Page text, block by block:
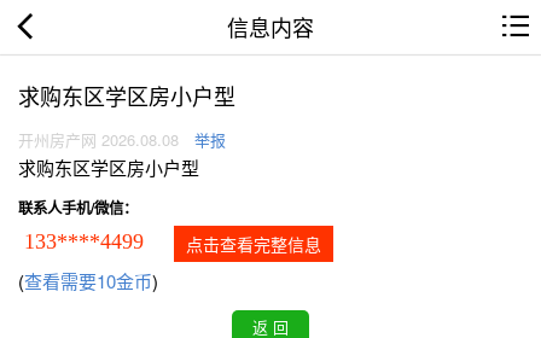
信息内容
求购东区学区房小户型
开州房产网 2026.08.08 举报
求购东区学区房小户型
联系人手机/微信：
133****4499 点击查看完整信息
(查看需要10金币)